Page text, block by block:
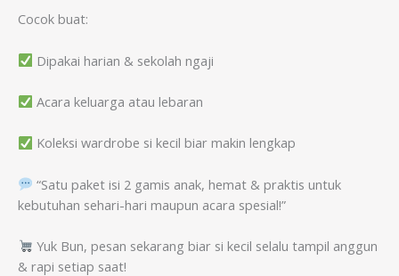
Cocok buat:
Dipakai harian & sekolah ngaji
Acara keluarga atau lebaran
Koleksi wardrobe si kecil biar makin lengkap
“Satu paket isi 2 gamis anak, hemat & praktis untuk
kebutuhan sehari-hari maupun acara spesial!”
Yuk Bun, pesan sekarang biar si kecil selalu tampil anggun
& rapi setiap saat!